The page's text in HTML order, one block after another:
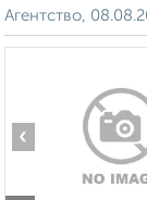
Агентство,
‹